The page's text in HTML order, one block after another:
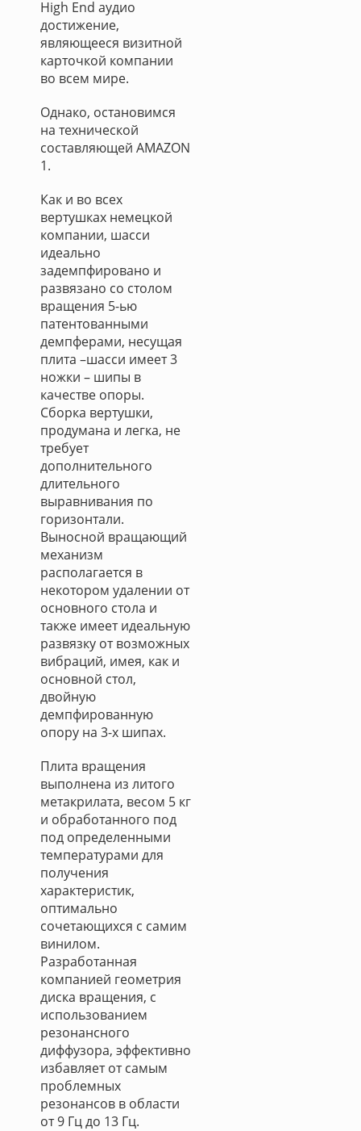
High End аудио
достижение,
являющееся визитной
карточкой компании
во всем мире.
Однако, остановимся
на технической
составляющей AMAZON
1.
Как и во всех
вертушках немецкой
компании, шасси
идеально
задемпфировано и
развязано со столом
вращения 5-ью
патентованными
демпферами, несущая
плита –шасси имеет 3
ножки – шипы в
качестве опоры.
Сборка вертушки,
продумана и легка, не
требует
дополнительного
длительного
выравнивания по
горизонтали.
Выносной вращающий
механизм
располагается в
некотором удалении от
основного стола и
также имеет идеальную
развязку от возможных
вибраций, имея, как и
основной стол,
двойную
демпфированную
опору на 3-х шипах.
Плита вращения
выполнена из литого
метакрилата, весом 5 кг
и обработанного под
под определенными
температурами для
получения
характеристик,
оптимально
сочетающихся с самим
винилом.
Разработанная
компанией геометрия
диска вращения, с
использованием
резонансного
диффузора, эффективно
избавляет от самым
проблемных
резонансов в области
от 9 Гц до 13 Гц.